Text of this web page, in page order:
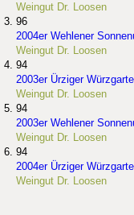
Weingut Dr. Loosen
96
2004er Wehlener
Weingut Dr. Loosen
94
2003er Ürziger
Weingut Dr. Loosen
94
2003er Wehlener
Weingut Dr. Loosen
94
2004er Ürziger
Weingut Dr. Loosen